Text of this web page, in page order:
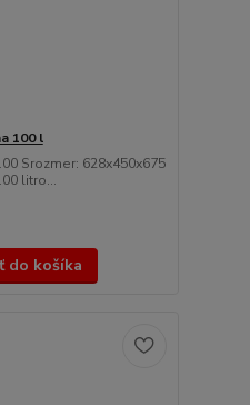
100 l
Srozmer: 628x450x675
litro...
do košíka